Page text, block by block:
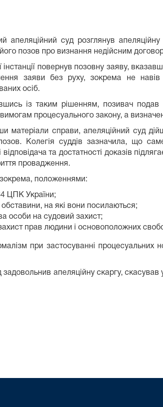
апеляційний суд розглянув
позов про визнання недійсним
повернув позовну заяву,
заяви без руху, зокрема не навів
осіб.
із таким рішенням, позивач
вимогам процесуального закону, а
матеріали справи, апеляційний суд
Колегія суддів зазначила, що
відповідача та достатності доказів
провадження.
зокрема, положеннями:
ЦПК України;
на які вони посилаються;
особи на судовий захист;
захист прав людини і основоположних
при застосуванні
апеляційну скаргу, скасував